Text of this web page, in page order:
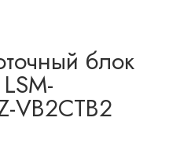
блок
VB2CTB2